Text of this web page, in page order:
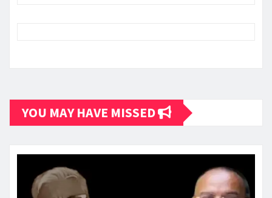
YOU MAY HAVE MISSED